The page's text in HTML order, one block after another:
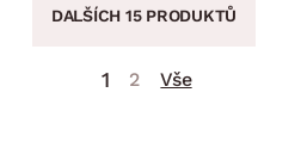
DALŠÍCH 15 PRODUKTŮ
1 2 Vše